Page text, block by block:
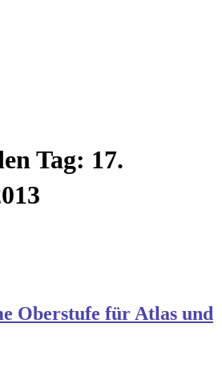
Tag: 17.
Oberstufe für Atlas und